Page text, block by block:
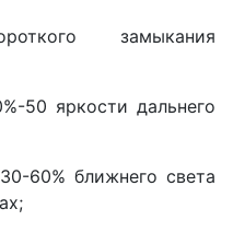
замыкания
50 яркости дальнего
60% ближнего света